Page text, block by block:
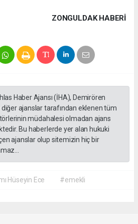
ZONGULDAK HABERİ
Haber Ajansı (İHA), Demirören
diğer ajanslar tarafından eklenen tüm
müdahalesi olmadan ajans
Bu haberlerde yer alan hukuki
ajanslar olup sitemizin hiç bir
Hüseyin Ece #emekli